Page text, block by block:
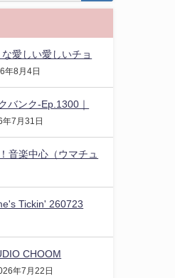
愛しい愛しいチョ
年8月4日
バンク-Ep.1300｜
年7月31日
音楽中心（ウマチュ
Tickin' 260723
CHOOM
年7月22日